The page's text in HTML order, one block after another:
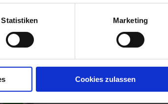
Statistiken Marketing
Cookies zulassen